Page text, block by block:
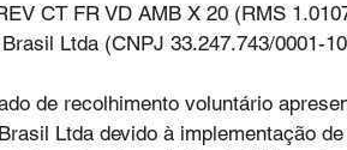
CT FR VD AMB X 20 (RMS
Ltda (CNPJ 33.247.743/0001-
de recolhimento voluntário
Ltda devido à implementação